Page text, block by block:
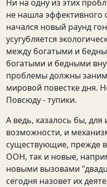
Ни на одну из этих
не нашла эффективного
начался новый раунд
усугубляется
между богатыми и
богатыми и бедными
проблемы должны
мировой повестке дня.
Повсюду - тупики.
А ведь, казалось бы, для
возможности, и
существующие, прежде
ООН, так и новые,
новыми вызовами
сегодня назовет их